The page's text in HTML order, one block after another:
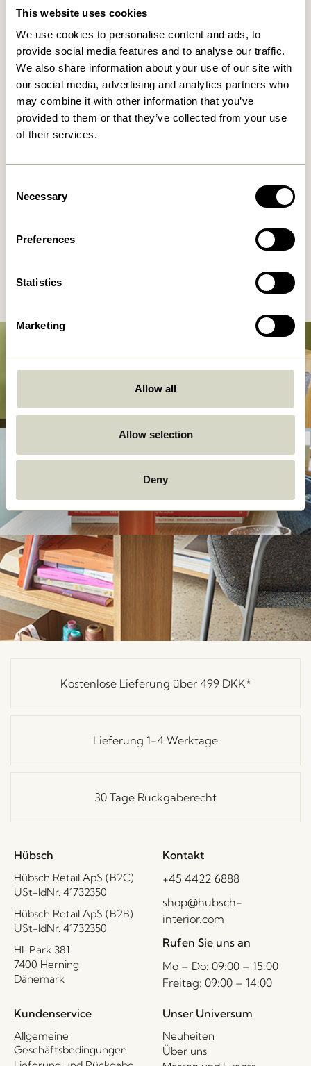
This website uses cookies
We use cookies to personalise content and ads, to
provide social media features and to analyse our traffic.
We also share information about your use of our site with
our social media, advertising and analytics partners who
may combine it with other information that you’ve
provided to them or that they’ve collected from your use
of their services.
Selection
Necessary
Preferences
Statistics
Marketing
Allow all
Allow selection
Deny
The Buzz brings you
pieces that move with
you, embracing the
dynamic nature of your
home. Welcome the
flexibility and create a
living space that evolves
Kostenlose Lieferung über 499 DKK*
Lieferung 1-4 Werktage
30 Tage Rückgaberecht
Hübsch
Hübsch Retail ApS (B2C)
USt-IdNr. 41732350
Hübsch Retail ApS (B2B)
USt-IdNr. 41732350
HI-Park 381
7400 Herning
Dänemark
Kontakt
+45 4422 6888
shop@hubsch-
interior.com
Rufen Sie uns an
Mo – Do: 09:00 – 15:00
Freitag: 09:00 – 14:00
Kundenservice
Allgemeine
Geschäftsbedingungen
Unser Universum
Neuheiten
Über uns